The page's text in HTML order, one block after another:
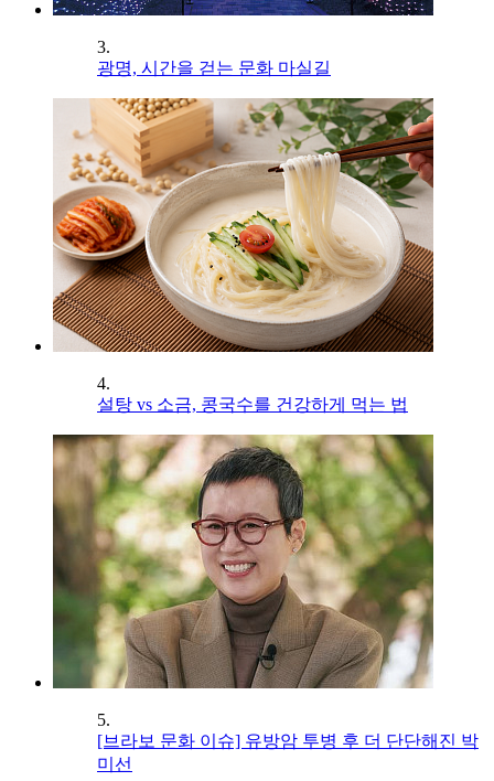
3.
광명, 시간을 걷는 문화 마실길
4.
설탕 vs 소금, 콩국수를 건강하게 먹는 법
5.
[브라보 문화 이슈] 유방암 투병 후 더 단단해진 박
미선